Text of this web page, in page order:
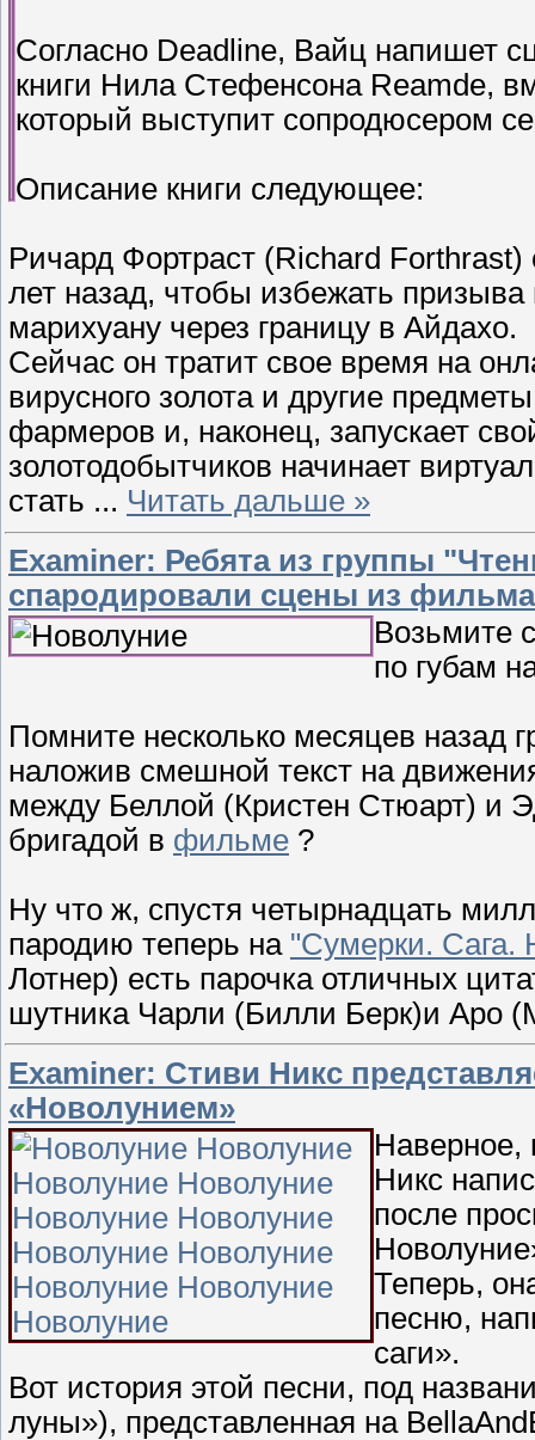
Согласно Deadline, Вайц напишет
книги Нила Стефенсона Reamde,
который выступит сопродюсером
Описание книги следующее:
Ричард Фортраст (Richard
лет назад, чтобы избежать
марихуану через границу в Айдахо.
Сейчас он тратит свое время на
вирусного золота и другие
фармеров и, наконец, запускает
золотодобытчиков начинает
стать ... Читать дальше »
Examiner: Ребята из группы
спародировали сцены из
Возьмите
по губам
Помните несколько месяцев назад
наложив смешной текст на
между Беллой (Кристен Стюарт) и
бригадой в фильме ?
Ну что ж, спустя четырнадцать
пародию теперь на "Сумерки. Сага.
Лотнер) есть парочка отличных
шутника Чарли (Билли Берк)и Аро
Examiner: Стиви Никс
«Новолунием»
Наверное,
Никс
после
Теперь,
песню,
саги».
Вот история этой песни, под
луны»), представленная на